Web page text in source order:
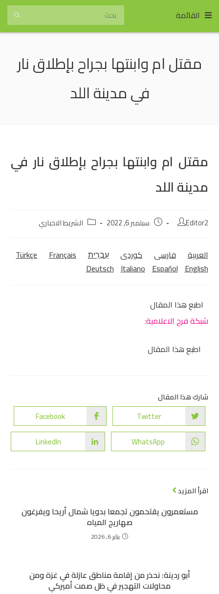
القائمة
مقتل ام وابنتها بجراح بإطلاق نار
في مدينة اللد
مقتل ام وابنتها بجراح بإطلاق نار في
مدينة اللد
Editor2 سبتمبر 6, 2022 الشريط الاخباري
العربية فارسی كوردی‎ עִבְרִית Türkçe
Français
Deutsch Italiano Español English
اطبع هذا المقال
شبكة فرح الاعلامية:
اطبع هذا المقال
شارك هذا المقال
Twitter
Facebook
WhatsApp
LinkedIn
اقرأ المزيد
مستعمرون يقتحمون تجمعا بدويا شمال أريحا ويفرغون
صهاريج المياه
يناير 6, 2026
أبو ردينة: نحذر من إقامة مناطق عازلة في غزة ومن
محاولات التهجير في ظل صمت أميركي